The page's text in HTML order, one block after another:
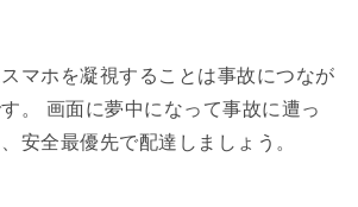
マホを凝視することは事故につなが
。 画面に夢中になって事故に遭っ
安全最優先で配達しましょう。